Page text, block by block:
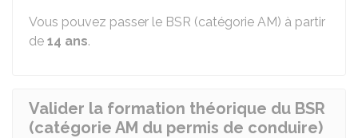
Vous pouvez passer le BSR (catégorie AM) à partir
de 14 ans.
Valider la formation théorique du BSR
(catégorie AM du permis de conduire)